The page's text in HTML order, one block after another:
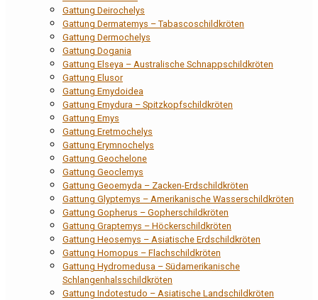
Gattung Deirochelys
Gattung Dermatemys – Tabascoschildkröten
Gattung Dermochelys
Gattung Dogania
Gattung Elseya – Australische Schnappschildkröten
Gattung Elusor
Gattung Emydoidea
Gattung Emydura – Spitzkopfschildkröten
Gattung Emys
Gattung Eretmochelys
Gattung Erymnochelys
Gattung Geochelone
Gattung Geoclemys
Gattung Geoemyda – Zacken-Erdschildkröten
Gattung Glyptemys – Amerikanische Wasserschildkröten
Gattung Gopherus – Gopherschildkröten
Gattung Graptemys – Höckerschildkröten
Gattung Heosemys – Asiatische Erdschildkröten
Gattung Homopus – Flachschildkröten
Gattung Hydromedusa – Südamerikanische
Schlangenhalsschildkröten
Gattung Indotestudo – Asiatische Landschildkröten